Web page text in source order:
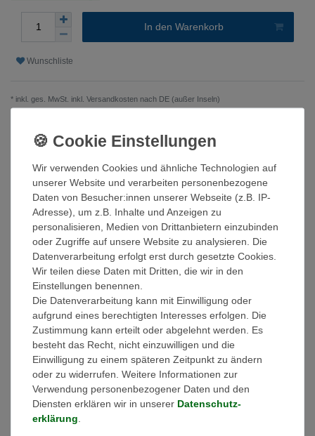
In den Warenkorb
Wunschliste
* inkl. ges. MwSt. inkl. Versandkosten nach DE (außer Inseln)
Technische Daten
Weitere Details
Mit den neuen Leistungsklassen seiner ET-Hybrid Serie von 15
bis 29,9 kW ist Goodwe einer der ersten auf dem deutschen
Markt. Mit klarem Fokus auf die neuen Anlagengrößen bringen
die Geräte auch passende Eckdaten mit. Bis zu 17 Ampere pro
DC Anschluss, 38 Ampere pro MPP Tracker und bis zu 2
Batterieeingänge mit je 50 Ampere Ladestrom. Dazu eine
leistungsstarke Backup-USV-Funktion < 10ms. Selbst Peak-
shaving wird von Goodwe als Einsatzoption angegeben.
Wir verwenden Cookies und ähnliche Technologien auf
unserer Website und verarbeiten personenbezogene
Daten von Besucher:innen unserer Webseite (z.B. IP-
Adresse), um z.B. Inhalte und Anzeigen zu
personalisieren, Medien von Drittanbietern einzubinden
oder Zugriffe auf unsere Website zu analysieren. Die
Datenverarbeitung erfolgt erst durch gesetzte Cookies.
Wir teilen diese Daten mit Dritten, die wir in den
Einstellungen benennen.
Die Datenverarbeitung kann mit Einwilligung oder
aufgrund eines berechtigten Interesses erfolgen. Die
Zustimmung kann erteilt oder abgelehnt werden. Es
besteht das Recht, nicht einzuwilligen und die
Einwilligung zu einem späteren Zeitpunkt zu ändern
oder zu widerrufen. Weitere Informationen zur
Verwendung personenbezogener Daten und den
Diensten erklären wir in unserer Daten­schutz­
erklärung